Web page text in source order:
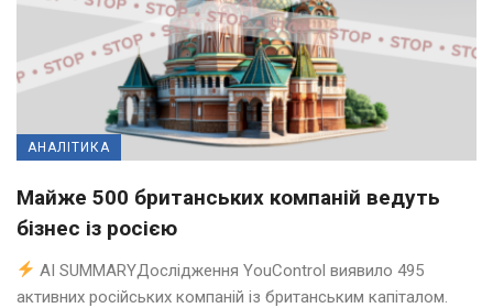
АНАЛІТИКА
Майже 500 британських компаній ведуть
бізнес із росією
AI SUMMARYДослідження YouControl виявило 495
активних російських компаній із британським капіталом.